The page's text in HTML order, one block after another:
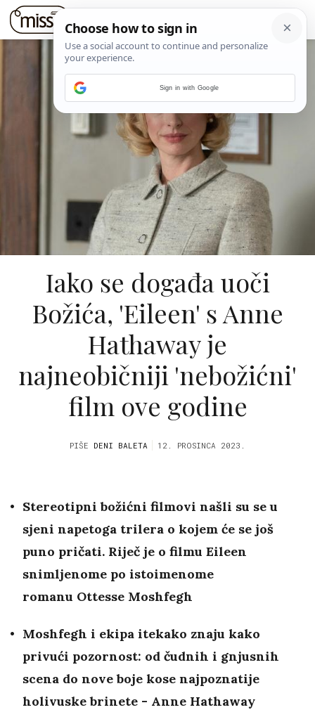
Iako se događa uoči
Božića, 'Eileen' s Anne
Hathaway je
najneobičniji 'nebožićni'
film ove godine
PIŠE DENI BALETA 12. PROSINCA 2023.
Stereotipni božićni filmovi našli su se u
sjeni napetoga trilera o kojem će se još
puno pričati. Riječ je o filmu Eileen
snimljenome po istoimenome
romanu Ottesse Moshfegh
Moshfegh i ekipa itekako znaju kako
privući pozornost: od čudnih i gnjusnih
scena do nove boje kose najpoznatije
holivuske brinete - Anne Hathaway
Sign in with Google